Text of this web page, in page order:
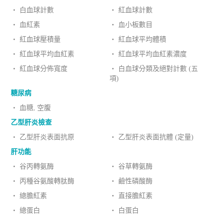
‧ 白血球計數
‧ 紅血球計數
‧ 血紅素
‧ 血小板數目
‧ 紅血球壓積量
‧ 紅血球平均體積
‧ 紅血球平均血紅素
‧ 紅血球平均血紅素濃度
‧ 紅血球分佈寬度
‧ 白血球分類及絕對計數 (五
項)
糖尿病
‧ 血糖, 空腹
乙型肝炎檢查
‧ 乙型肝炎表面抗原
‧ 乙型肝炎表面抗體 (定量)
肝功能
‧ 谷丙轉氨酶
‧ 谷草轉氨酶
‧ 丙種谷氨酸轉肽酶
‧ 鹼性磷酸酶
‧ 總膽紅素
‧ 直接膽紅素
‧ 總蛋白
‧ 白蛋白